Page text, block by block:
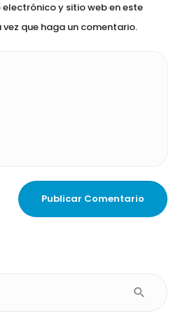
y sitio web en este
que haga un comentario.